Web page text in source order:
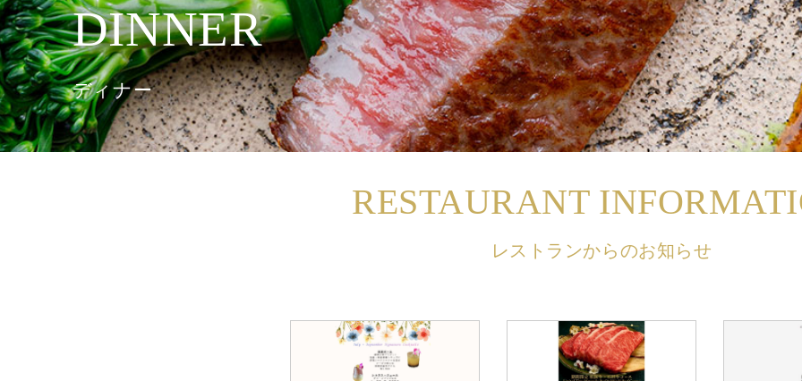
DINNER
ディナー
RESTAURANT
レストランからのお知らせ